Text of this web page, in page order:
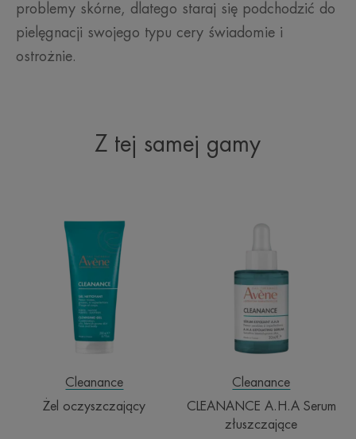
problemy skórne, dlatego staraj się podchodzić do
pielęgnacji swojego typu cery świadomie i
ostrożnie.
Z tej samej gamy
Żel
oczyszczający
Cleanance
Żel oczyszczający
złuszczające
Cleanance
CLEANANCE A.H.A Serum
złuszczające